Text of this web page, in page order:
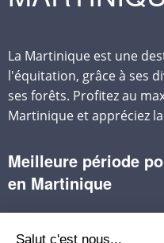
La Martinique est une
l'équitation, grâce à ses
ses forêts. Profitez au
Martinique et appréciez la
Meilleure période
en Martinique
L'équitation est possible